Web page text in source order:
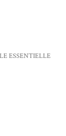
ESSENTIELLE